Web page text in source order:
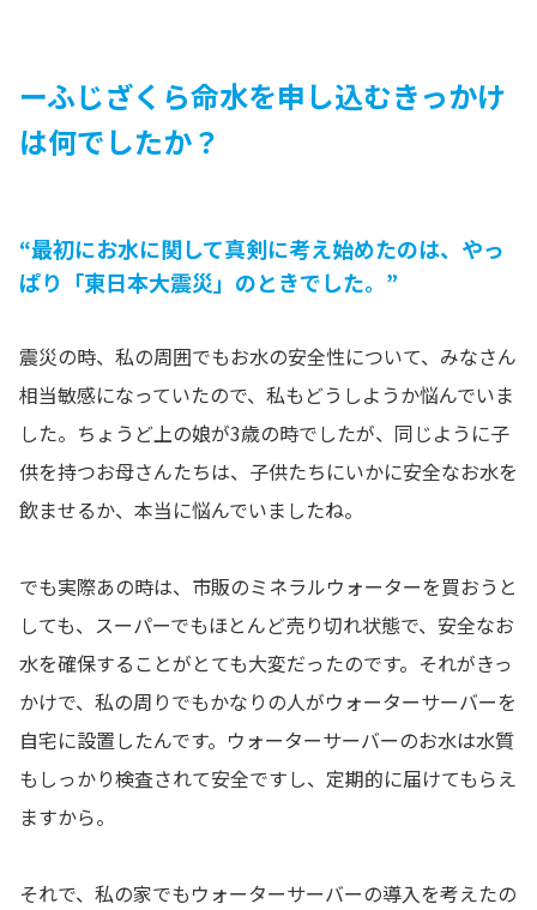
ーふじざくら命水を申し込むきっかけ
は何でしたか？
“最初にお水に関して真剣に考え始めたのは、やっ
ぱり「東日本大震災」のときでした。”
震災の時、私の周囲でもお水の安全性について、みなさん
相当敏感になっていたので、私もどうしようか悩んでいま
した。ちょうど上の娘が3歳の時でしたが、同じように子
供を持つお母さんたちは、子供たちにいかに安全なお水を
飲ませるか、本当に悩んでいましたね。
でも実際あの時は、市販のミネラルウォーターを買おうと
しても、スーパーでもほとんど売り切れ状態で、安全なお
水を確保することがとても大変だったのです。それがきっ
かけで、私の周りでもかなりの人がウォーターサーバーを
自宅に設置したんです。ウォーターサーバーのお水は水質
もしっかり検査されて安全ですし、定期的に届けてもらえ
ますから。
それで、私の家でもウォーターサーバーの導入を考えたの